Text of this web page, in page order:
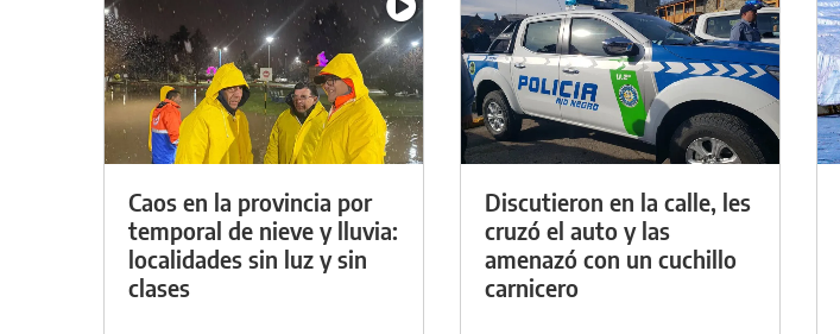
Caos en la provincia por
temporal de nieve y lluvia:
localidades sin luz y sin
clases
Discutieron en la calle, les
cruzó el auto y las
amenazó con un cuchillo
carnicero